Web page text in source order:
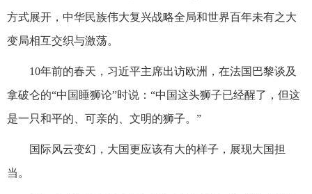
方式展开，中华民族伟大复兴战略全局和世界百年未有之大
变局相互交织与激荡。
10年前的春天，习近平主席出访欧洲，在法国巴黎谈及
拿破仑的“中国睡狮论”时说：“中国这头狮子已经醒了，但这
是一只和平的、可亲的、文明的狮子。”
国际风云变幻，大国更应该有大的样子，展现大国担
当。